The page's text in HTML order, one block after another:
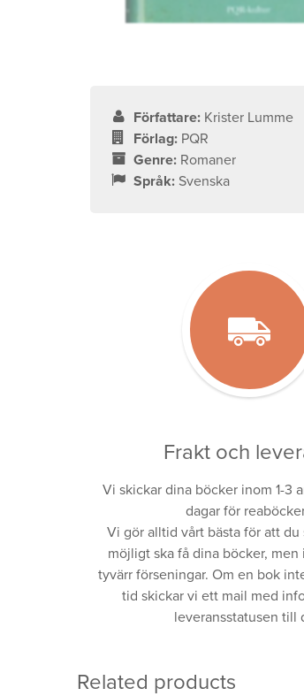
Författare: Krister Lumme
Förlag: PQR
Genre: Romaner
Språk: Svenska
Frakt och
Vi skickar dina böcker inom 1-3
dagar för
Vi gör alltid vårt bästa för att du
möjligt ska få dina böcker,
tyvärr förseningar. Om en bok
tid skickar vi ett mail med
leveransstatusen till
Related products